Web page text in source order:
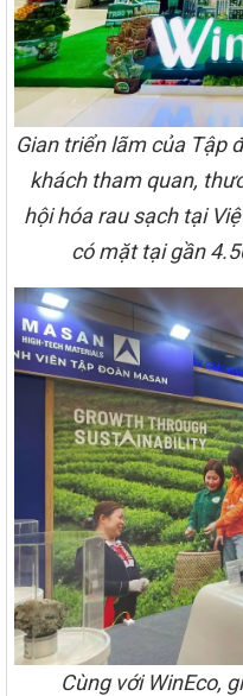
Gian triển lãm của Tập
khách tham quan,
hội hóa rau sạch tại
có mặt tại gần
Cùng với WinEco,